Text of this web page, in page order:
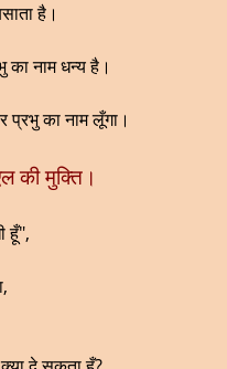
है।
का नाम धन्य है।
प्रभु का नाम लूँगा।
की मुक्ति।
हूँ",